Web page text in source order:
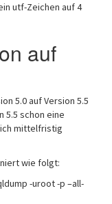
utf-Zeichen auf 4
auf
5.0 auf Version 5.5
5.5 schon eine
mittelfristig
wie folgt:
-uroot -p –all-